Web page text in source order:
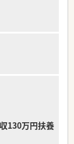
130万円扶養